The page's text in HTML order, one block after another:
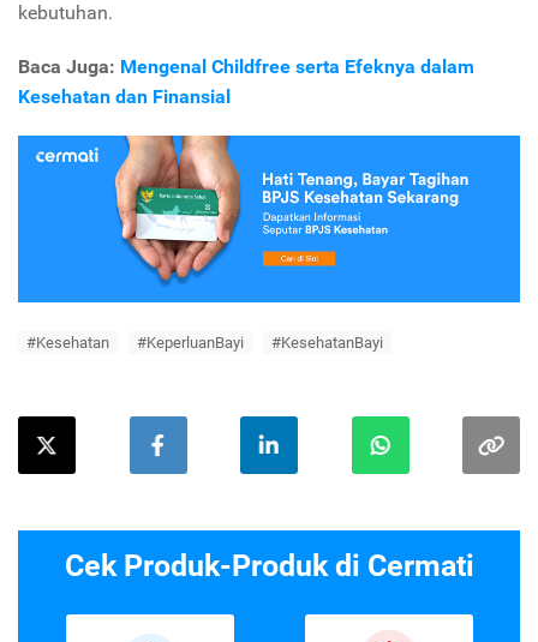
kebutuhan.
Baca Juga: Mengenal Childfree serta Efeknya dalam
Kesehatan dan Finansial
#Kesehatan #KeperluanBayi #KesehatanBayi
Cek Produk-Produk di Cermati